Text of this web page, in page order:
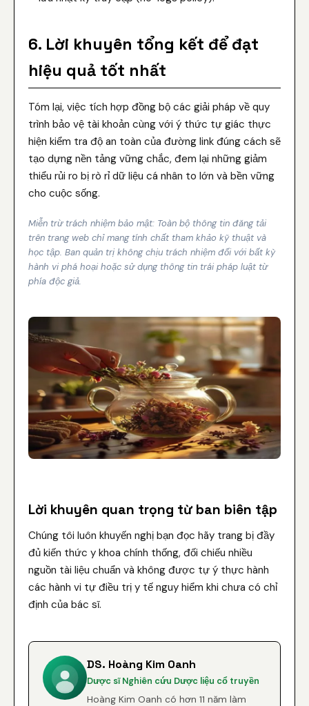
6. Lời khuyên tổng kết để đạt
hiệu quả tốt nhất
Tóm lại, việc tích hợp đồng bộ các giải pháp về quy
trình bảo vệ tài khoản cùng với ý thức tự giác thực
hiện kiểm tra độ an toàn của đường link đúng cách sẽ
tạo dựng nền tảng vững chắc, đem lại những giảm
thiểu rủi ro bị rò rỉ dữ liệu cá nhân to lớn và bền vững
cho cuộc sống.
Miễn trừ trách nhiệm bảo mật: Toàn bộ thông tin đăng tải
trên trang web chỉ mang tính chất tham khảo kỹ thuật và
học tập. Ban quản trị không chịu trách nhiệm đối với bất kỳ
hành vi phá hoại hoặc sử dụng thông tin trái pháp luật từ
phía độc giả.
Lời khuyên quan trọng từ ban biên tập
Chúng tôi luôn khuyến nghị bạn đọc hãy trang bị đầy
đủ kiến thức y khoa chính thống, đối chiếu nhiều
nguồn tài liệu chuẩn và không được tự ý thực hành
các hành vi tự điều trị y tế nguy hiểm khi chưa có chỉ
định của bác sĩ.
DS. Hoàng Kim Oanh
Dược sĩ Nghiên cứu Dược liệu cổ truyền
Hoàng Kim Oanh có hơn 11 năm làm